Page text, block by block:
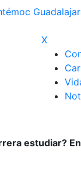
X
estudiar?